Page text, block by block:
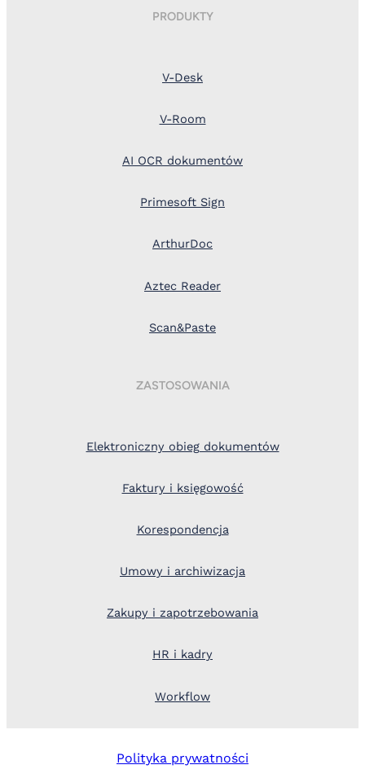
PRODUKTY
V-Desk
V-Room
AI OCR dokumentów
Primesoft Sign
ArthurDoc
Aztec Reader
Scan&Paste
ZASTOSOWANIA
Elektroniczny obieg dokumentów
Faktury i księgowość
Korespondencja
Umowy i archiwizacja
Zakupy i zapotrzebowania
HR i kadry
Workflow
Polityka prywatności